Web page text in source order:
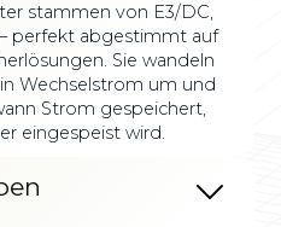
stammen von E3/DC,
perfekt abgestimmt auf
Sie wandeln
Wechselstrom um und
Strom gespeichert,
eingespeist wird.